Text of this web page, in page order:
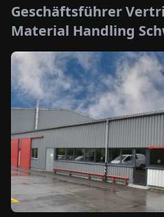
PAPER
NEWS
ÜBER
UNS
Geschäftsführer
Material Handling